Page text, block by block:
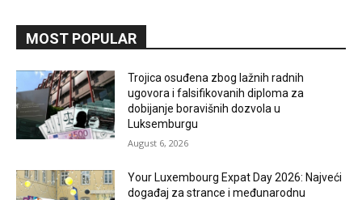
MOST POPULAR
Trojica osuđena zbog lažnih radnih
ugovora i falsifikovanih diploma za
dobijanje boravišnih dozvola u
Luksemburgu
August 6, 2026
Your Luxembourg Expat Day 2026: Najveći
događaj za strance i međunarodnu